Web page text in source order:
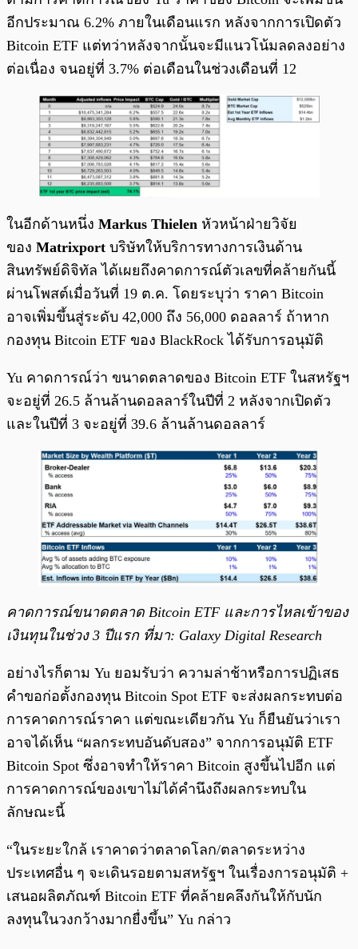
อีกประมาณ 6.2% ภายในเดือนแรก หลังจากการเปิดตัว
Bitcoin ETF แต่ทว่าหลังจากนั้นจะมีแนวโน้มลดลงอย่าง
ต่อเนื่อง จนอยู่ที่ 3.7% ต่อเดือนในช่วงเดือนที่ 12
ในอีกด้านหนึ่ง Markus Thielen หัวหน้าฝ่ายวิจัย
ของ Matrixport บริษัทให้บริการทางการเงินด้าน
สินทรัพย์ดิจิทัล ได้เผยถึงคาดการณ์ตัวเลขที่คล้ายกันนี้
ผ่านโพสต์เมื่อวันที่ 19 ต.ค. โดยระบุว่า ราคา Bitcoin
อาจเพิ่มขึ้นสู่ระดับ 42,000 ถึง 56,000 ดอลลาร์ ถ้าหาก
กองทุน Bitcoin ETF ของ BlackRock ได้รับการอนุมัติ
Yu คาดการณ์ว่า ขนาดตลาดของ Bitcoin ETF ในสหรัฐฯ
จะอยู่ที่ 26.5 ล้านล้านดอลลาร์ในปีที่ 2 หลังจากเปิดตัว
และในปีที่ 3 จะอยู่ที่ 39.6 ล้านล้านดอลลาร์
คาดการณ์ขนาดตลาด Bitcoin ETF และการไหลเข้าของ
เงินทุนในช่วง 3 ปีแรก ที่มา: Galaxy Digital Research
อย่างไรก็ตาม Yu ยอมรับว่า ความล่าช้าหรือการปฏิเสธ
คำขอก่อตั้งกองทุน Bitcoin Spot ETF จะส่งผลกระทบต่อ
การคาดการณ์ราคา แต่ขณะเดียวกัน Yu ก็ยืนยันว่าเรา
อาจได้เห็น “ผลกระทบอันดับสอง” จากการอนุมัติ ETF
Bitcoin Spot ซึ่งอาจทำให้ราคา Bitcoin สูงขึ้นไปอีก แต่
การคาดการณ์ของเขาไม่ได้คำนึงถึงผลกระทบใน
ลักษณะนี้
“ในระยะใกล้ เราคาดว่าตลาดโลก/ตลาดระหว่าง
ประเทศอื่น ๆ จะเดินรอยตามสหรัฐฯ ในเรื่องการอนุมัติ +
เสนอผลิตภัณฑ์ Bitcoin ETF ที่คล้ายคลึงกันให้กับนัก
ลงทุนในวงกว้างมากยื่งขึ้น” Yu กล่าว